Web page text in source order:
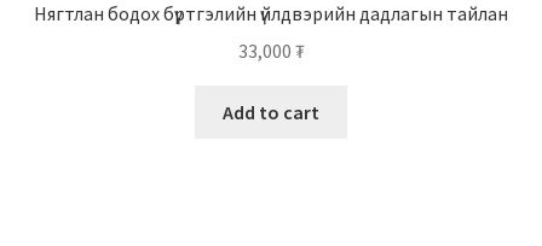
Нягтлан бодох бүртгэлийн үйлдвэрийн дадлагын тайлан
33,000 ₮
Add to cart